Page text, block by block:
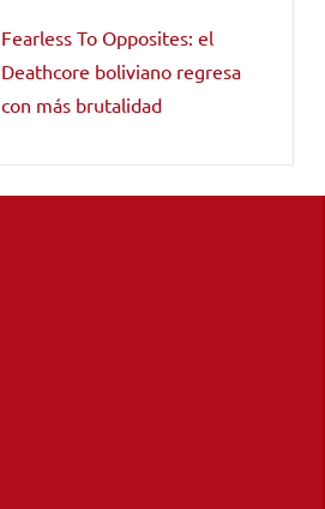
Fearless To Opposites: el
Deathcore boliviano regresa
con más brutalidad